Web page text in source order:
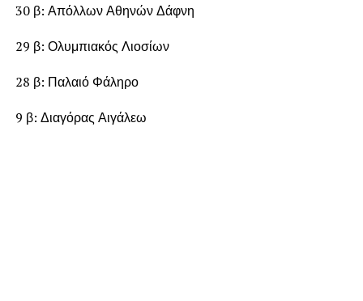
30 β: Απόλλων Αθηνών Δάφνη
29 β: Ολυμπιακός Λιοσίων
28 β: Παλαιό Φάληρο
9 β: Διαγόρας Αιγάλεω